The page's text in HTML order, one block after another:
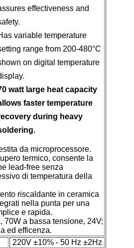
effectiveness and
variable temperature
range from 200-480°C
on digital temperature
watt large heat capacity
faster temperature
during heavy
da microprocessore.
consente la
lead-free senza
di temperatura della
riscaldante in ceramica
e rapida.
ed efficenza.
220V ±10% - 50 Hz ±2Hz